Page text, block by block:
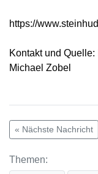
https://
Kontakt und
Michael Zobel
« Nächste Nachricht
Themen: